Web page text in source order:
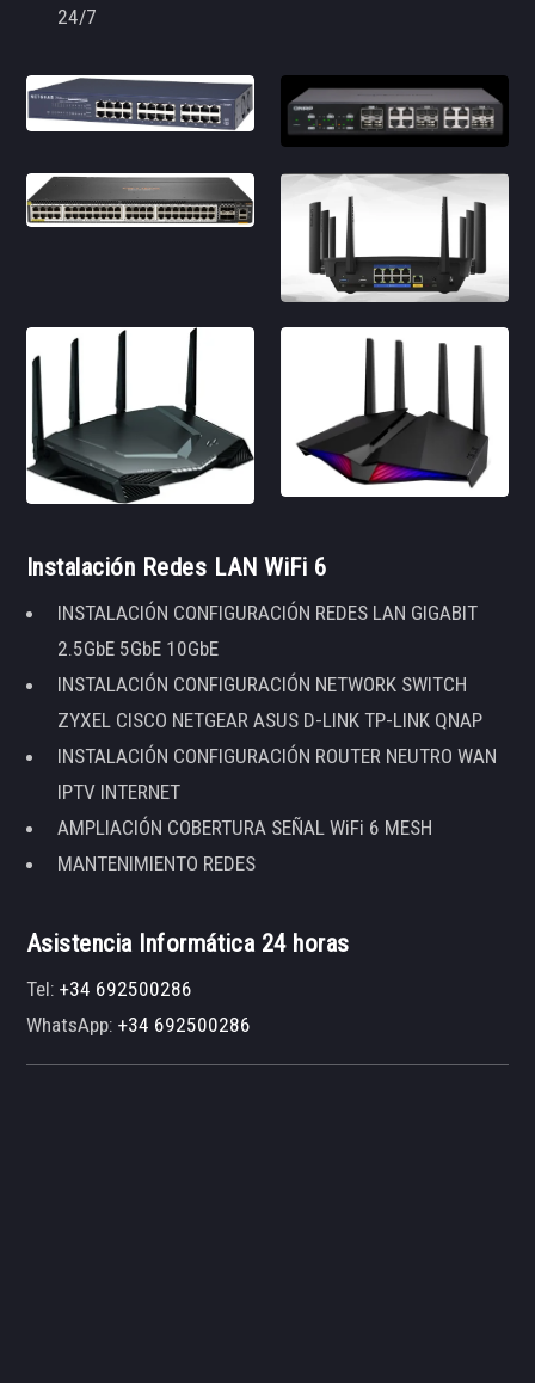
24/7
Instalación Redes LAN WiFi 6
INSTALACIÓN CONFIGURACIÓN REDES LAN GIGABIT
2.5GbE 5GbE 10GbE
INSTALACIÓN CONFIGURACIÓN NETWORK SWITCH
ZYXEL CISCO NETGEAR ASUS D-LINK TP-LINK QNAP
INSTALACIÓN CONFIGURACIÓN ROUTER NEUTRO WAN
IPTV INTERNET
AMPLIACIÓN COBERTURA SEÑAL WiFi 6 MESH
MANTENIMIENTO REDES
Asistencia Informática 24 horas
Tel:+34 692500286
WhatsApp:+34 692500286